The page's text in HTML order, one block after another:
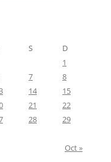
S
D
1
7
8
14
15
21
22
28
29
Oct »